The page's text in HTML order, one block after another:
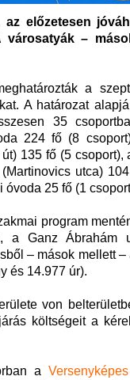
előzetesen
városatyák –
a
A határozat
35
224 fő (8
135 fő (5
utca)
óvoda 25 fő (1
program
a Ganz Ábrahám
– mások mellett
és 14.977 úr).
von
költségeit a
a